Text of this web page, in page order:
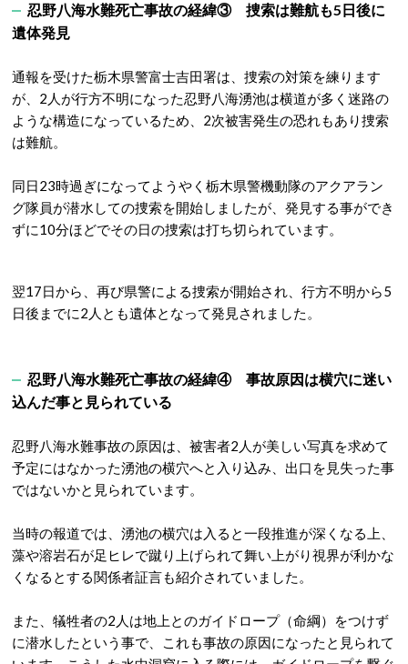
忍野八海水難死亡事故の経緯③ 捜索は難航も5日後に
遺体発見
通報を受けた栃木県警富士吉田署は、捜索の対策を練ります
が、2人が行方不明になった忍野八海湧池は横道が多く迷路の
ような構造になっているため、2次被害発生の恐れもあり捜索
は難航。
同日23時過ぎになってようやく栃木県警機動隊のアクアラン
グ隊員が潜水しての捜索を開始しましたが、発見する事ができ
ずに10分ほどでその日の捜索は打ち切られています。
翌17日から、再び県警による捜索が開始され、行方不明から5
日後までに2人とも遺体となって発見されました。
忍野八海水難死亡事故の経緯④ 事故原因は横穴に迷い
込んだ事と見られている
忍野八海水難事故の原因は、被害者2人が美しい写真を求めて
予定にはなかった湧池の横穴へと入り込み、出口を見失った事
ではないかと見られています。
当時の報道では、湧池の横穴は入ると一段推進が深くなる上、
藻や溶岩石が足ヒレで蹴り上げられて舞い上がり視界が利かな
くなるとする関係者証言も紹介されていました。
また、犠牲者の2人は地上とのガイドロープ（命綱）をつけず
に潜水したという事で、これも事故の原因になったと見られて